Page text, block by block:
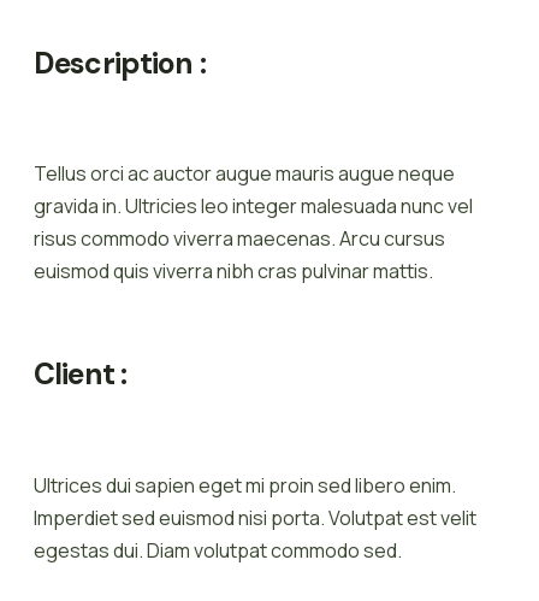
Description :
Tellus orci ac auctor augue mauris augue neque
gravida in. Ultricies leo integer malesuada nunc vel
risus commodo viverra maecenas. Arcu cursus
euismod quis viverra nibh cras pulvinar mattis.
Client :
Ultrices dui sapien eget mi proin sed libero enim.
Imperdiet sed euismod nisi porta. Volutpat est velit
egestas dui. Diam volutpat commodo sed.